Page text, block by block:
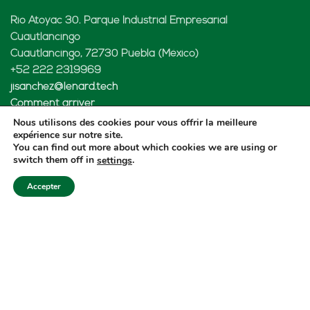
Rio Atoyac 30. Parque Industrial Empresarial
Cuautlancingo
Cuautlancingo, 72730 Puebla (México)
+52 222 2319969
jisanchez@lenard.tech
Comment arriver
LENARD USA CORP
2655-Lejeune Rd., Suite 810
Nous utilisons des cookies pour vous offrir la meilleure
expérience sur notre site.
You can find out more about which cookies we are using or
switch them off in settings.
Accepter